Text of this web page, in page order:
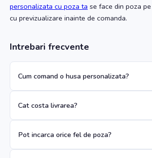
personalizata cu poza ta se face din poza
cu previzualizare inainte de comanda.
Intrebari frecvente
Cum comand o husa personalizata?
Cat costa livrarea?
Pot incarca orice fel de poza?